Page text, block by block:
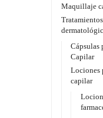
Maquillaje
Cápsulas
Capilar
Lociones
capilar